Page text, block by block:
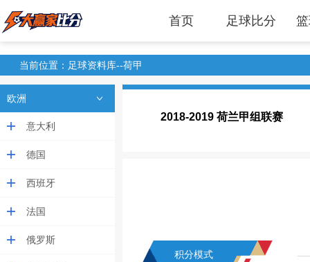
首页 足球比分
当前位置： 足球资料库--荷甲
欧洲
意大利
德国
西班牙
法国
俄罗斯
2018-2019 荷兰甲组联赛
积分模式